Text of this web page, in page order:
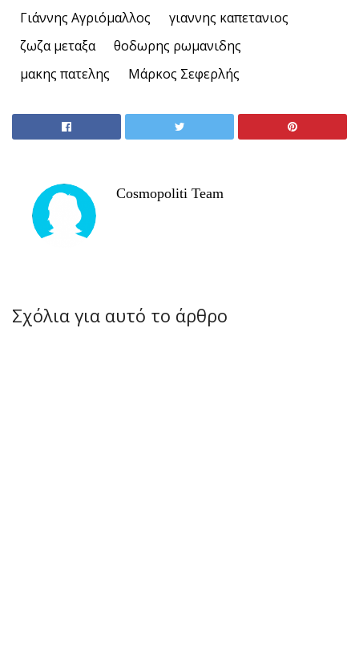
Γιάννης Αγριόμαλλος
γιαννης καπετανιος
ζωζα μεταξα
θοδωρης ρωμανιδης
μακης πατελης
Μάρκος Σεφερλής
Cosmopoliti Team
Σχόλια για αυτό το άρθρο